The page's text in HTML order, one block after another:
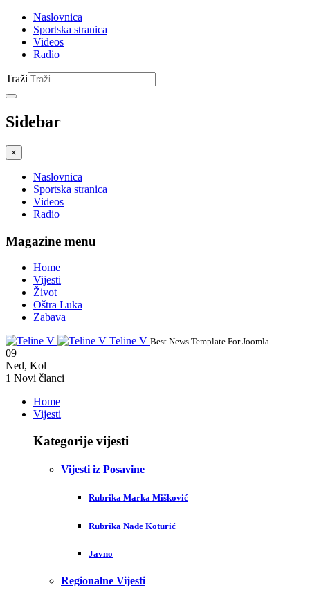
Naslovnica
Sportska stranica
Videos
Radio
Traži
Sidebar
×
Naslovnica
Sportska stranica
Videos
Radio
Magazine menu
Home
Vijesti
Život
Oštra Luka
Zabava
Teline V Best News Template For Joomla
09
Ned, Kol
1 Novi članci
Home
Vijesti
Kategorije vijesti
Vijesti iz Posavine
Rubrika Marka Mišković
Rubrika Nade Koturić
Javno
Regionalne Vijesti